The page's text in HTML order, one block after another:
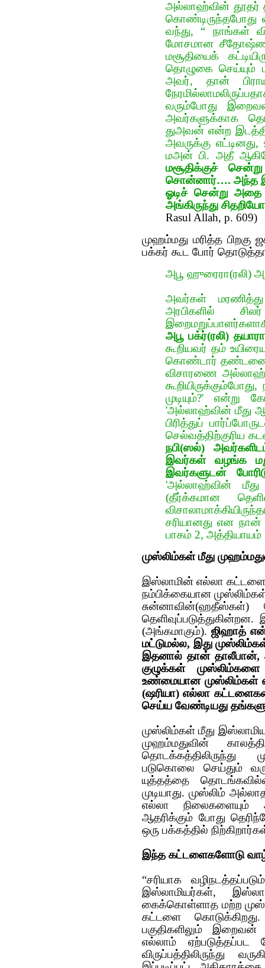
அல்லாஹ்வின் தூதர்
கொண்டிருந்தபோது
வந்து, “ நாங்கள்
மோசமான சீதோஷ்ண
மசூதியைக்
தொழுகை செய்யும்
அவர், தான்
வரும்போது
அவர்களுக்காக
துஅவன் என்ற
அவருக்கு
மஅன் பி. அதீ
மசூதிக்குச்
சொன்னார்…. அந்த
ஓடிச் சென்று அதை
அங்கிருந்து
Rasul Allah, p. 609)
முஹம்மது மரித்த
பக்கர் கூட‌ போர்
அபூ ஹுரைரா(ரலி)
அவர்கள் மரணித்து
அரபிகளில்
அபூ பக்ர்(ரலி)
கூறியவர் தம்
கொண்டார்
விசாரணை
முடியும்?' என்று
'அல்லாஹ்வின் மீது
பிரித்துப்
செல்வத்திற்குரிய
நபி(ஸல்)
இவர்கள் வழங்க
இவர்களுடன்
'அல்லாஹ்வின்
(தீர்க்கமான
சரியானது என நான்
பாகம் 2,
முஸ்லிம்கள் மீது
இஸ்லாமின் எல்லா
நம்பிக்கையான
(அங்கமாகும்).ஜிஹாத்
மட்டுமல்ல, இது
இதனால் தான் தாலீபான்,
குழுக்கள்
உண்மையான முஸ்லிம்கள்
(ஷரியா) எல்லா
செய்ய வேண்டியது
முஸ்லிம்கள் மீது
முஹம்மதுவின்
படுகொலை செய்தும்
யுத்தத்தை
முடியாது. முஸ்லிம்
எல்லா நிலைகளையும்
ஆதரிக்கும் போது
ஒரு பக்கத்தில்
இந்த கட்டளைகளோடு
“சரியாக
இஸ்லாமியர்கள்,
கைக்கொள்ளாத மற்ற
கட்டளை
பகுதிகளிலும்
எல்லாம்
விருப்பத்திலிருந்து